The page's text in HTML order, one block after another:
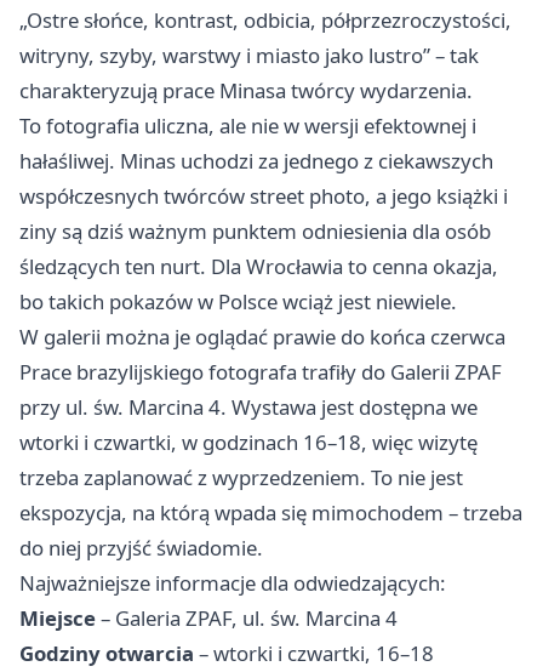
„Ostre słońce, kontrast, odbicia, półprzezroczystości,
witryny, szyby, warstwy i miasto jako lustro” – tak
charakteryzują prace Minasa twórcy wydarzenia.
To fotografia uliczna, ale nie w wersji efektownej i
hałaśliwej. Minas uchodzi za jednego z ciekawszych
współczesnych twórców street photo, a jego książki i
ziny są dziś ważnym punktem odniesienia dla osób
śledzących ten nurt. Dla Wrocławia to cenna okazja,
bo takich pokazów w Polsce wciąż jest niewiele.
W galerii można je oglądać prawie do końca czerwca
Prace brazylijskiego fotografa trafiły do Galerii ZPAF
przy ul. św. Marcina 4. Wystawa jest dostępna we
wtorki i czwartki, w godzinach 16–18, więc wizytę
trzeba zaplanować z wyprzedzeniem. To nie jest
ekspozycja, na którą wpada się mimochodem – trzeba
do niej przyjść świadomie.
Najważniejsze informacje dla odwiedzających:
Miejsce– Galeria ZPAF, ul. św. Marcina 4
Godziny otwarcia – wtorki i czwartki, 16–18